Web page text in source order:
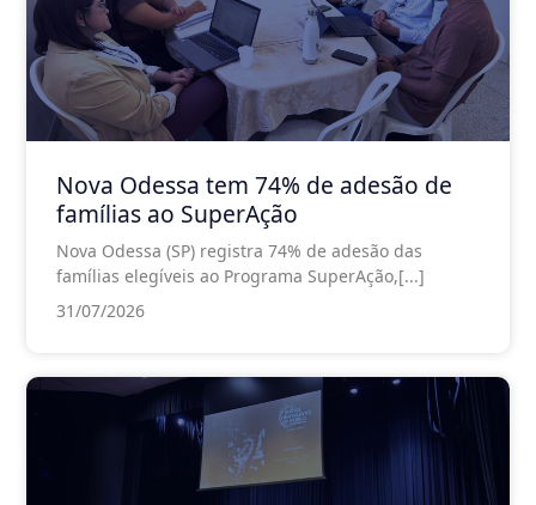
Nova Odessa tem 74% de adesão de
famílias ao SuperAção
Nova Odessa (SP) registra 74% de adesão das
famílias elegíveis ao Programa SuperAção,[...]
31/07/2026